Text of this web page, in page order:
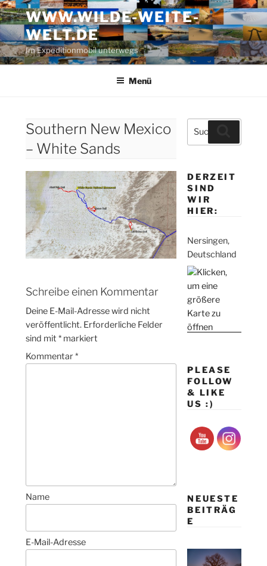
Zum
Inhalt
springen
WWW.WILDE-WEITE-
WELT.DE
Im Expeditionmobil unterwegs
Menü
Southern New Mexico
– White Sands
Schreibe einen Kommentar
Deine E-Mail-Adresse wird nicht
veröffentlicht. Erforderliche Felder
sind mit* markiert
Kommentar*
Name
E-Mail-Adresse
Suche
nach:
DERZEIT
SIND
WIR
HIER:
Nersingen,
Deutschland
PLEASE
FOLLOW
& LIKE
US :)
NEUESTE
BEITRÄG
E